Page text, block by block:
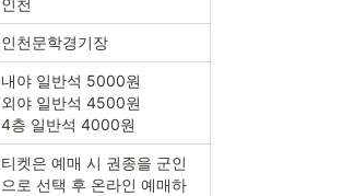
인천
인천문학경기장
내야 일반석 5000원
외야 일반석 4500원
4층 일반석 4000원
티켓은 예매 시 권종을 군인
으로 선택 후 온라인 예매하